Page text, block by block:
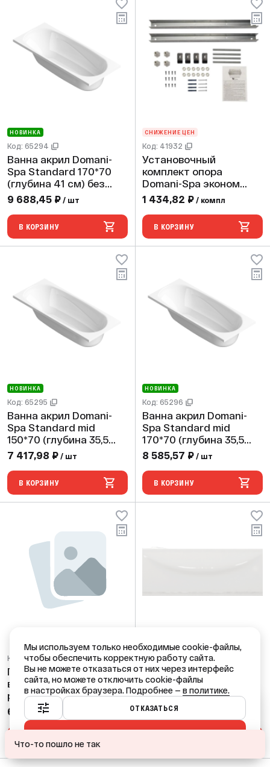
НОВИНКА
Код: 65294
Ванна акрил Domani-
Spa Standard 170*70
(глубина 41 см) без
экрана и ножек
9 688,45 ₽ / шт
В КОРЗИНУ
СНИЖЕНИЕ ЦЕН
Код: 41932
Установочный
комплект опора
Domani-Spa эконом
(60см)
1 434,82 ₽ / компл
В КОРЗИНУ
НОВИНКА
Код: 65295
Ванна акрил Domani-
Spa Standard mid
150*70 (глубина 35,5
см) без экрана и ножек
7 417,98 ₽ / шт
В КОРЗИНУ
НОВИНКА
Код: 65296
Ванна акрил Domani-
Spa Standard mid
170*70 (глубина 35,5
см) без экрана и ножек
8 585,57 ₽ / шт
В КОРЗИНУ
Код: 66361
Поддон DS99 mid (V2.0)
в комплекте (поддон,
рама, экран,
комплектующие)
6 300,00 ₽
Код: 66360
Экран Domani-Spa
Классика 150 лицевой
(подходит для ванн
Классика, Стандарт)
(крепеж в комплекте)
1 350,00 ₽
Ваш город — Краснодар?
Мы используем только необходимые cookie-файлы,
чтобы обеспечить корректную работу сайта.
Вы не можете отказаться от них через интерфейс
сайта, но можете отключить cookie-файлы
в настройках браузера. Подробнее — в политике.
ОТКАЗАТЬСЯ
ПРИНЯТЬ ВСЕ
Что-то пошло не так